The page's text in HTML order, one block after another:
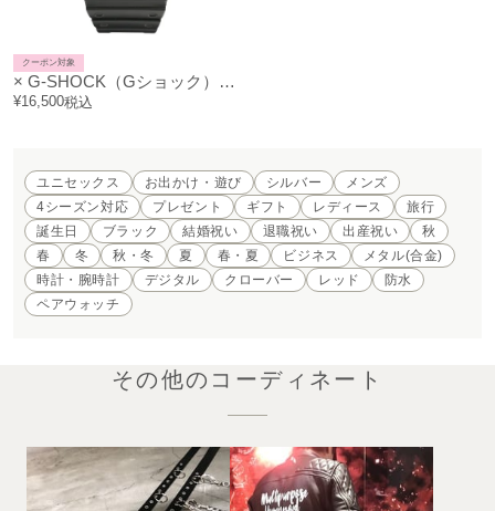
× G-SHOCK（Gショック）コラボレーション ウォッチ / 腕時計
クーポン対象
¥16,500税込
ユニセックス お出かけ・遊び シルバー
メンズ
4シーズン対応
プレゼント ギフト レディース
旅行
誕生日
ブラック 結婚祝い 退職祝い 出産祝い
秋
春
冬 秋・冬 夏 春・夏 ビジネス
メタル(合金)
時計・腕時計
デジタル クローバー レッド
防水
ペアウォッチ
その他のコーディネート